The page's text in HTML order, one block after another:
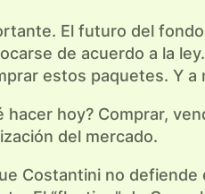
El futuro del
de acuerdo a la
estos paquetes. Y a
hacer hoy? Comprar,
del mercado.
Costantini no